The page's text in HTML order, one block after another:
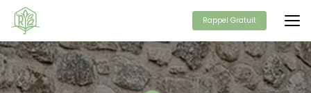
Aller
contenu
principal
Rappel Gratuit